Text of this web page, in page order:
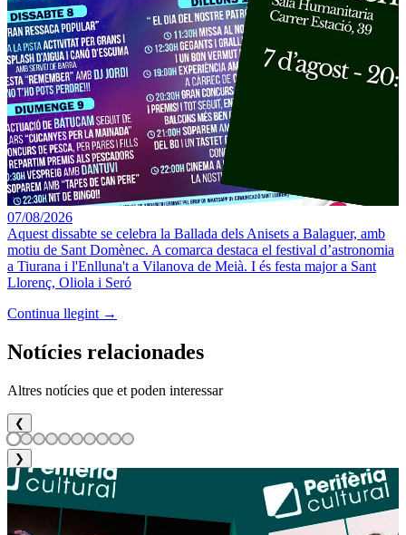
07/08/2026
Aquest dissabte se celebra la Ballada dels Anisets a Balaguer, amb
motiu de Sant Domènec. A comarca destaca el festival d’astronomia
a Tiurana i l'Enlluna't a Vilanova de Meià. I és festa major a Sant
Llorenç, Oliola i Seró
Continua llegint →
Notícies relacionades
Altres notícies que et poden interessar
❮
❯